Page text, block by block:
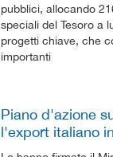
pubblici, allocando
speciali del Tesoro a
progetti chiave, che
importanti
Piano d'azione
l'export italiano